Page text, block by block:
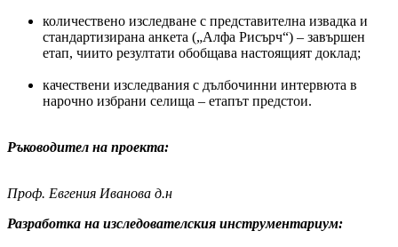
количествено изследване с представителна извадка и
стандартизирана анкета („Алфа Рисърч“) – завършен
етап, чиито резултати обобщава настоящият доклад;
качествени изследвания с дълбочинни интервюта в
нарочно избрани селища – етапът предстои.
Ръководител на проекта:
Проф. Евгения Иванова д.н
Разработка на изследователския инструментариум: